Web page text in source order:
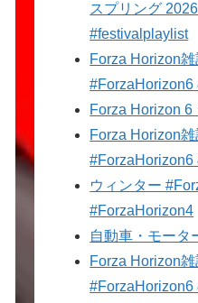
スプリング
#festivalplaylist
Forza Horizon
#ForzaHorizon6
Forza Horizon
Forza Horizon
#ForzaHorizon6
ウィンター
#ForzaHorizon4
自動車・モータ
Forza Horizon
#ForzaHorizon6